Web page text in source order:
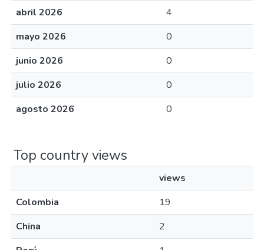
abril 2026
4
mayo 2026
0
junio 2026
0
julio 2026
0
agosto 2026
0
Top country views
views
Colombia
19
China
2